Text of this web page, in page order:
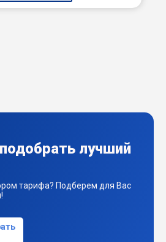
лучший
тарифа? Подберем для Вас